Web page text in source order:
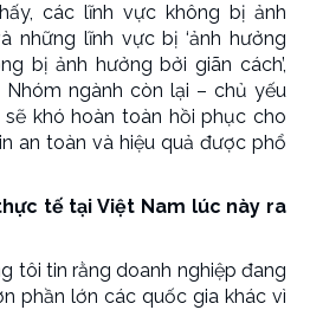
các lĩnh vực không bị ảnh
những lĩnh vực bị ‘ảnh hưởng
bị ảnh hưởng bởi giãn cách’,
ngành còn lại – chủ yếu
khó hoàn toàn hồi phục cho
an toàn và hiệu quả được phổ
tế tại Việt Nam lúc này ra
tôi tin rằng doanh nghiệp đang
phần lớn các quốc gia khác vì